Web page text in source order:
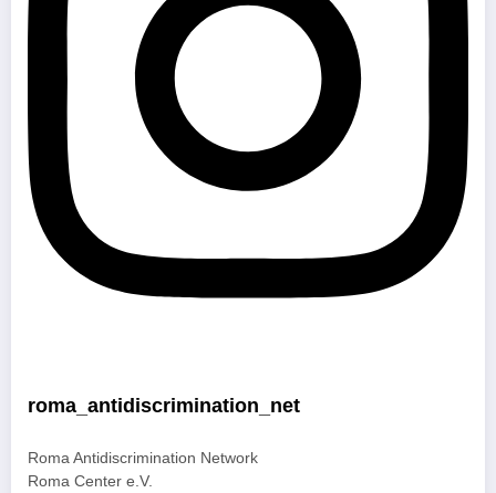
roma_antidiscrimination_net
Roma Antidiscrimination Network
Roma Center e.V.